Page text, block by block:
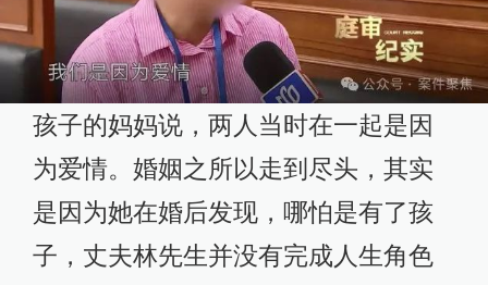
孩子的妈妈说，两人当时在一起是因
为爱情。婚姻之所以走到尽头，其实
是因为她在婚后发现，哪怕是有了孩
子，丈夫林先生并没有完成人生角色